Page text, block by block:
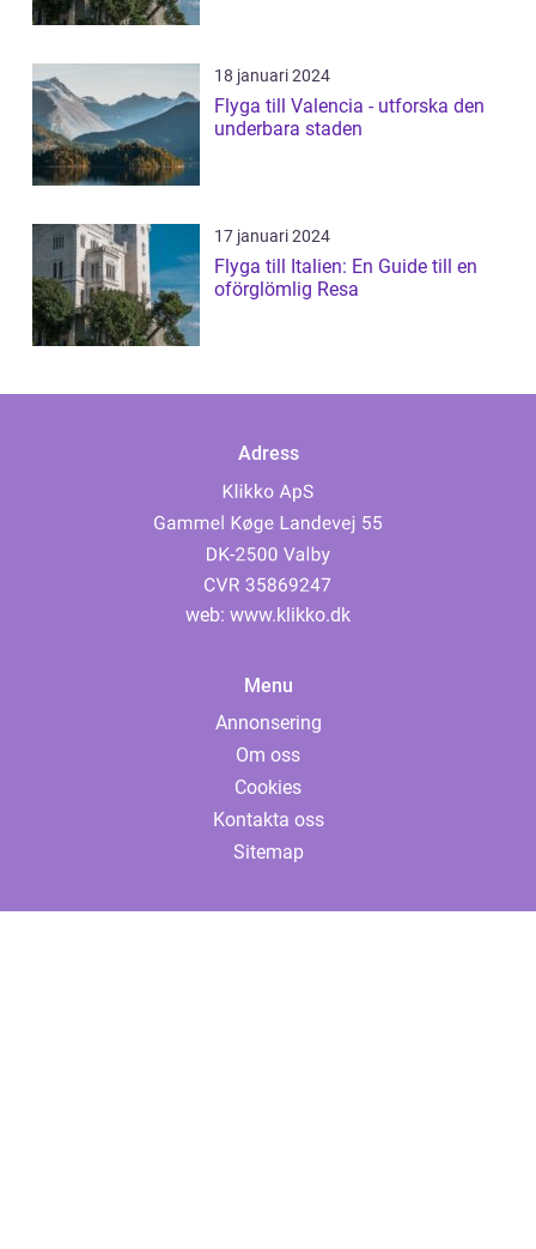
18 januari 2024
Flyga till Valencia - utforska den
underbara staden
17 januari 2024
Flyga till Italien: En Guide till en
oförglömlig Resa
Adress
web: www.klikko.dk
Menu
Annonsering
Om oss
Cookies
Kontakta oss
Sitemap